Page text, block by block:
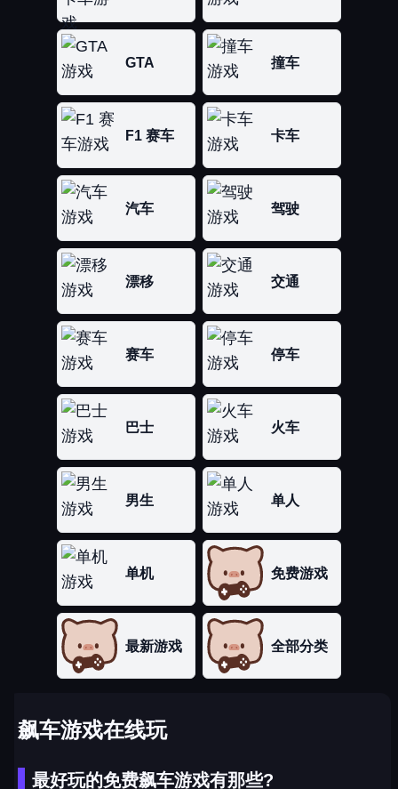
GTA 撞车
F1 赛车 卡车
汽车 驾驶
漂移 交通
赛车 停车
巴士 火车
男生 单人
单机 免费游戏
最新游戏 全部分类
飙车游戏在线玩
最好玩的免费飙车游戏有那些?